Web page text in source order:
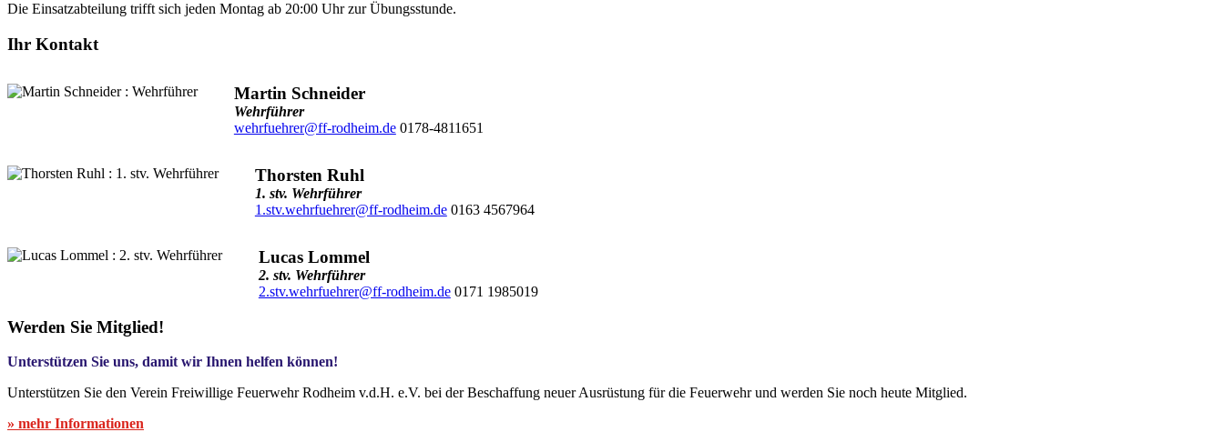
Die Einsatzabteilung trifft sich jeden Montag ab 20:00 Uhr zur Übungsstunde.
Ihr Kontakt
Martin Schneider
Wehrführer
wehrfuehrer@ff-rodheim.de0178-4811651
Thorsten Ruhl
1. stv. Wehrführer
1.stv.wehrfuehrer@ff-rodheim.de0163 4567964
Lucas Lommel
2. stv. Wehrführer
2.stv.wehrfuehrer@ff-rodheim.de0171 1985019
Werden Sie Mitglied!
Unterstützen Sie uns, damit wir Ihnen helfen können!
Unterstützen Sie den Verein Freiwillige Feuerwehr Rodheim v.d.H. e.V. bei der Beschaffung neuer Ausrüstung für die Feuerwehr und werden Sie noch heute Mitglied.
» mehr Informationen